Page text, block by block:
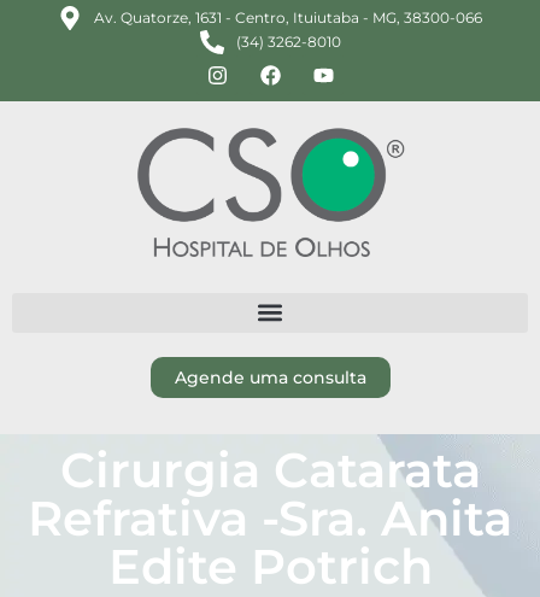
Av. Quatorze, 1631 - Centro, Ituiutaba - MG, 38300-066
(34) 3262-8010
Agende uma consulta
Cirurgia Catarata
Refrativa -Sra. Anita
Edite Potrich